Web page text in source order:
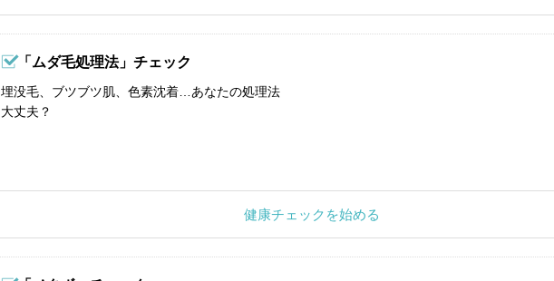
「ムダ毛処理法」チェック
埋没毛、ブツブツ肌、色素沈着…あなたの処理法
大丈夫？
健康チェックを始める